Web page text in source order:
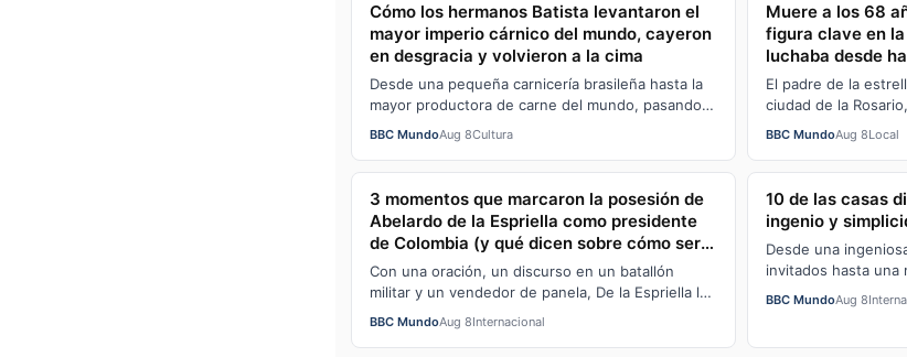
Cómo los hermanos Batista levantaron el
mayor imperio cárnico del mundo, cayeron
en desgracia y volvieron a la cima
Desde una pequeña carnicería brasileña hasta la
mayor productora de carne del mundo, pasando
BBC MundoAug 8Cultura
Muere a los 68
figura clave en
luchaba desde
enfermedad
El padre de la
ciudad de la
BBC MundoAug 8Local
3 momentos que marcaron la posesión de
Abelardo de la Espriella como presidente
de Colombia (y qué dicen sobre cómo será
su gobierno)
Con una oración, un discurso en un batallón
militar y un vendedor de panela, De la Espriella le
BBC MundoAug 8Internacional
10 de las casas
ingenio y
Desde una
invitados hasta una
BBC MundoAug 8